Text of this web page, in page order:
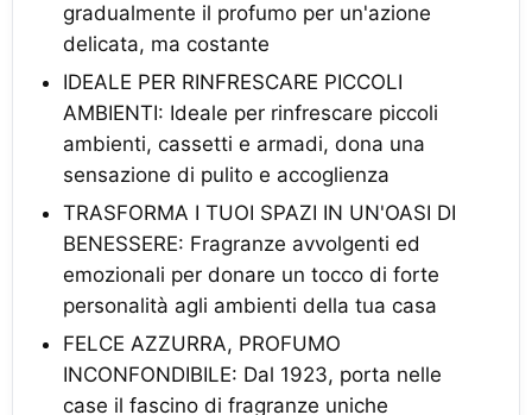
gradualmente il profumo per un'azione
delicata, ma costante
IDEALE PER RINFRESCARE PICCOLI
AMBIENTI: Ideale per rinfrescare piccoli
ambienti, cassetti e armadi, dona una
sensazione di pulito e accoglienza
TRASFORMA I TUOI SPAZI IN UN'OASI DI
BENESSERE: Fragranze avvolgenti ed
emozionali per donare un tocco di forte
personalità agli ambienti della tua casa
FELCE AZZURRA, PROFUMO
INCONFONDIBILE: Dal 1923, porta nelle
case il fascino di fragranze uniche